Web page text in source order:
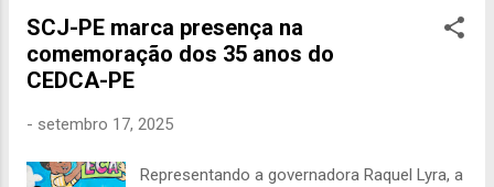
SCJ-PE marca presença na
comemoração dos 35 anos do
CEDCA-PE
- setembro 17, 2025
Representando a governadora Raquel Lyra, a